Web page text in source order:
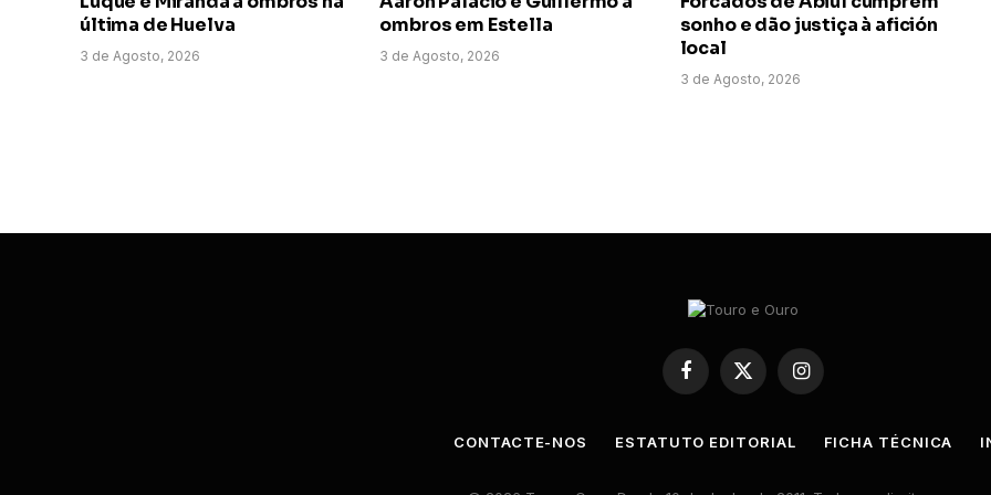
última de Huelva
3 de Agosto, 2026
ombros em Estella
3 de Agosto, 2026
sonho e dão justiça à afición
local
3 de Agosto, 2026
Facebook
X
(Twitter)
Instagram
CONTACTE-NOS ESTATUTO EDITORIAL FICHA TÉCNICA